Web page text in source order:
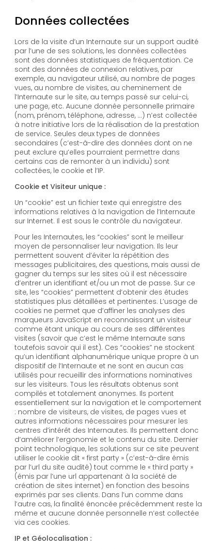
Données collectées
Lors de la visite d’un Internaute sur un support audité
par l’une de ses solutions, les données collectées
sont des données statistiques de fréquentation. Ce
sont des données de connexion relatives, par
exemple, au navigateur utilisé, au nombre de pages
vues, au nombre de visites, au cheminement de
l’Internaute sur le site, au temps passé sur celui-ci,
une page, etc. Aucune donnée personnelle primaire
(nom, prénom, téléphone, adresse, …) n’est collectée
à notre initiative lors de la réalisation de la prestation
de service. Seules deux types de données
secondaires (c’est-à-dire des données dont on ne
peut exclure qu’elles pourraient permettre dans
certains cas de remonter à un individu) sont
collectées, le cookie et l’IP.
Cookie et Visiteur unique :
Un “cookie” est un fichier texte qui enregistre des
informations relatives à la navigation de l’Internaute
sur Internet. Il est sous le contrôle du navigateur.
Pour les Internautes, les “cookies” sont le meilleur
moyen de personnaliser leur navigation. Ils leur
permettent souvent d’éviter la répétition des
messages publicitaires, des questions, mais aussi de
gagner du temps sur les sites où il est nécessaire
d’entrer un identifiant et/ou un mot de passe. Sur ce
site, les “cookies” permettent d’obtenir des études
statistiques plus détaillées et pertinentes. L’usage de
cookies ne permet que d’affiner les analyses des
marqueurs JavaScript en reconnaissant un visiteur
comme étant unique au cours de ses différentes
visites (savoir que c’est le même Internaute sans
toutefois savoir qui il est). Ces “cookies” ne stockent
qu’un identifiant alphanumérique unique propre à un
dispositif de l’Internaute et ne sont en aucun cas
utilisés pour recueillir des informations nominatives
sur les visiteurs. Tous les résultats obtenus sont
compilés et totalement anonymes. Ils portent
essentiellement sur la navigation et le comportement
: nombre de visiteurs, de visites, de pages vues et
autres informations nécessaires pour mesurer les
centres d’intérêt des Internautes. Ils permettent donc
d’améliorer l’ergonomie et le contenu du site. Dernier
point technologique, les solutions sur ce site peuvent
utiliser le cookie dit « first party » (c’est-à-dire émis
par l’url du site audité) tout comme le « third party »
(émis par l’une url appartenant à la société de
création de sites internet) en fonction des besoins
exprimés par ses clients. Dans l’un comme dans
l’autre cas, la finalité énoncée précédemment reste la
même et aucune donnée personnelle n’est collectée
via ces cookies.
IP et Géolocalisation :